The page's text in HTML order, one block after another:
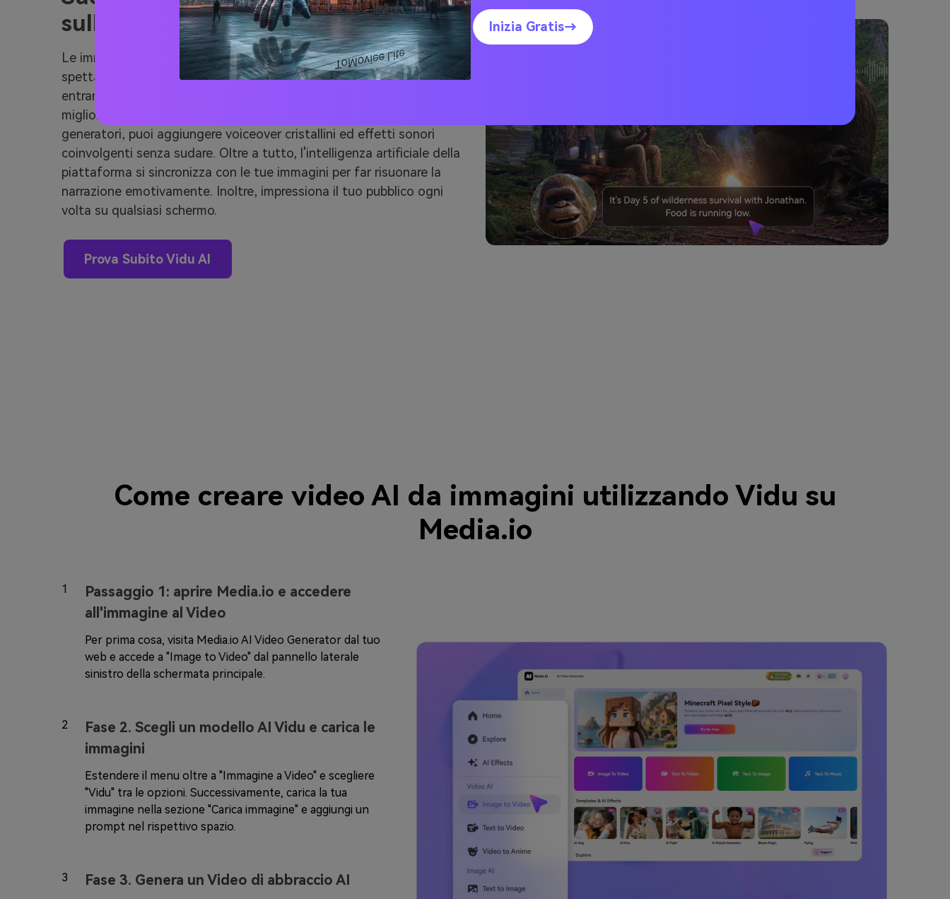
sull'intelligenza artificiale
Le immagini possono attirare l'occhio, ma l'audio mantiene gli
spettatori agganciati e i generatori video Vidu AI inchiodano
entrambi. Le funzionalità audio basate sull'intelligenza artificiale
migliorano ogni aspetto della tua esperienza sonora. Con questi
generatori, puoi aggiungere voiceover cristallini ed effetti sonori
coinvolgenti senza sudare. Oltre a tutto, l'intelligenza artificiale della
piattaforma si sincronizza con le tue immagini per far risuonare la
narrazione emotivamente. Inoltre, impressiona il tuo pubblico ogni
volta su qualsiasi schermo.
Prova Subito Vidu AI
Come creare video AI da immagini utilizzando Vidu su
Media.io
1
Passaggio 1: aprire Media.io e accedere
all'immagine al Video
Per prima cosa, visita Media.io AI Video Generator dal tuo
web e accede a "Image to Video" dal pannello laterale
sinistro della schermata principale.
2
Fase 2. Scegli un modello AI Vidu e carica le
immagini
Estendere il menu oltre a "Immagine a Video" e scegliere
"Vidu" tra le opzioni. Successivamente, carica la tua
immagine nella sezione "Carica immagine" e aggiungi un
prompt nel rispettivo spazio.
3 Fase 3. Genera un Video di abbraccio AI
Inizia Gratis→